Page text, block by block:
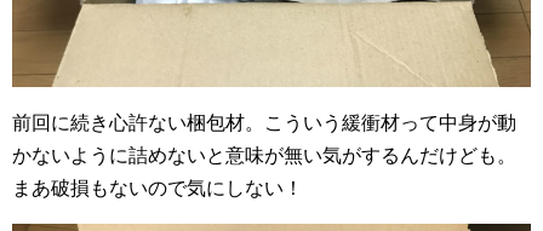
前回に続き心許ない梱包材。こういう緩衝材って中身が動
かないように詰めないと意味が無い気がするんだけども。
まあ破損もないので気にしない！